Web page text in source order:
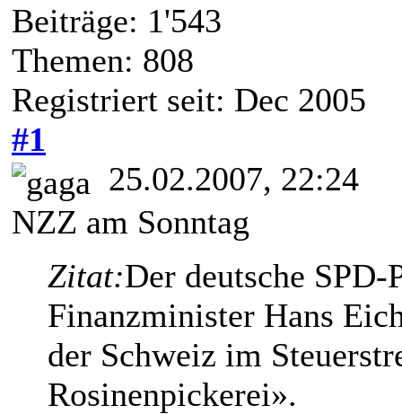
Beiträge: 1'543
Themen: 808
Registriert seit: Dec 2005
#1
25.02.2007, 22:24
NZZ am Sonntag
Zitat:Der deutsche
Finanzminister Hans
der Schweiz im
Rosinenpickerei».